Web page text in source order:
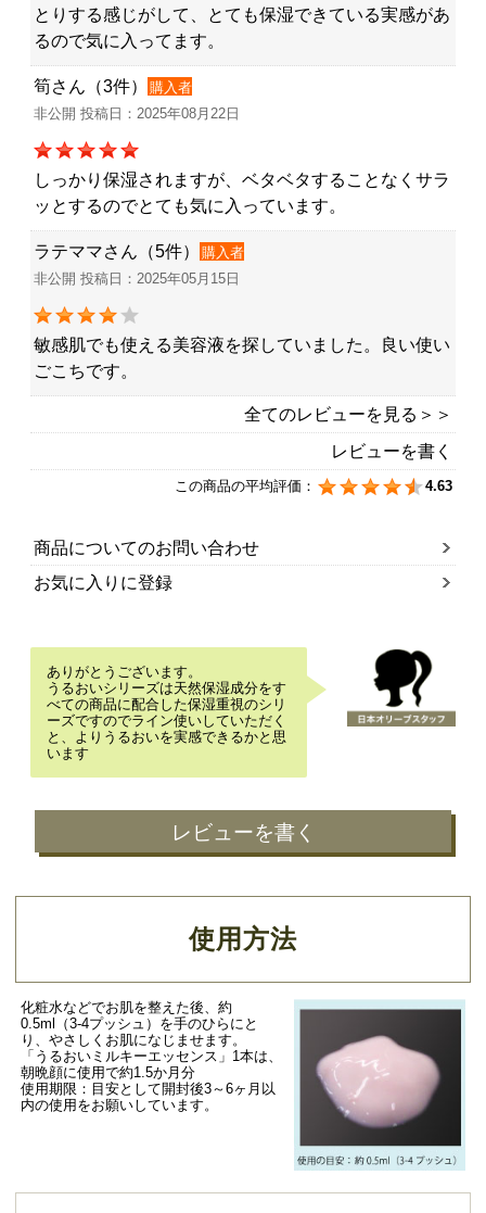
とりする感じがして、とても保湿できている実感があ
るので気に入ってます。
筍さん（3件）
購入者
非公開 投稿日：2025年08月22日
しっかり保湿されますが、ベタベタすることなくサラ
ッとするのでとても気に入っています。
ラテママさん（5件）
購入者
非公開 投稿日：2025年05月15日
敏感肌でも使える美容液を探していました。良い使い
ごこちです。
全てのレビューを見る＞＞
レビューを書く
この商品の平均評価： 4.63
商品についてのお問い合わせ
お気に入りに登録
ありがとうございます。
うるおいシリーズは天然保湿成分をす
べての商品に配合した保湿重視のシリ
ーズですのでライン使いしていただく
と、よりうるおいを実感できるかと思
います
レビューを書く
使用方法
化粧水などでお肌を整えた後、約
0.5ml（3-4プッシュ）を手のひらにと
り、やさしくお肌になじませます。
「うるおいミルキーエッセンス」1本は、
朝晩顔に使用で約1.5か月分
使用期限：目安として開封後3～6ヶ月以
内の使用をお願いしています。